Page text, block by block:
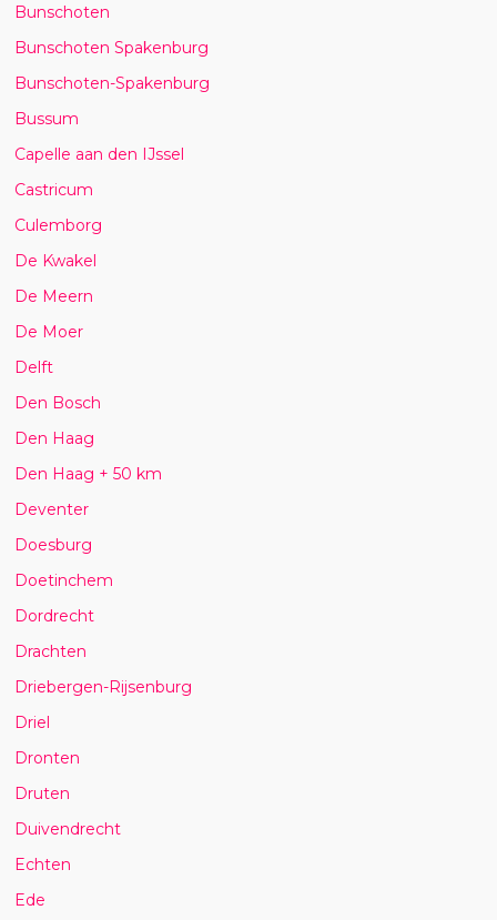
Bunschoten
Bunschoten Spakenburg
Bunschoten-Spakenburg
Bussum
Capelle aan den IJssel
Castricum
Culemborg
De Kwakel
De Meern
De Moer
Delft
Den Bosch
Den Haag
Den Haag + 50 km
Deventer
Doesburg
Doetinchem
Dordrecht
Drachten
Driebergen-Rijsenburg
Driel
Dronten
Druten
Duivendrecht
Echten
Ede